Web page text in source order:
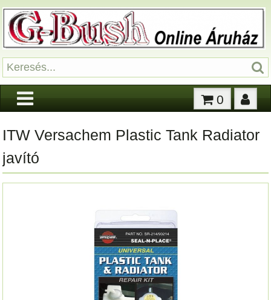
0
ITW Versachem Plastic Tank Radiator
javító